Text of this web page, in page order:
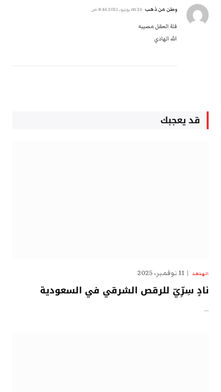
وطن من ذهب 26 يونيو، 2021 8:46 ص
قلة العقل مصيبه
الله الهادي
قد يعجبك
الهدهد 11 نوفمبر، 2025
نادٍ سِرِّيّ للرقص الشرقي في السعودية
…